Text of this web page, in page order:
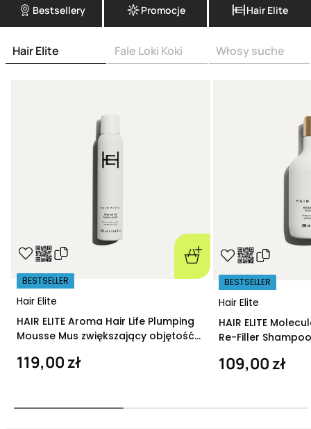
Bestsellery Promocje Hair Elite
Hair Elite Fale Loki Koki Włosy suche
Hair Elite
BESTSELLER
HAIR ELITE Aroma Hair Life Plumping
Mousse Mus zwiększający objętość
119,00 zł
Hair Elite
BESTSELLER
HAIR ELITE
Re-Filler
109,00 zł